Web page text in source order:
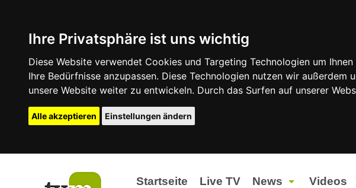
Ihre Privatsphäre ist uns wichtig
Diese Website verwendet Cookies und Targeting Technologien um
Ihre Bedürfnisse anzupassen. Diese Technologien nutzen wir
unsere Website weiter zu entwickeln. Durch das Surfen auf unserer
Alle akzeptieren Einstellungen ändern
Startseite Live TV News Videos